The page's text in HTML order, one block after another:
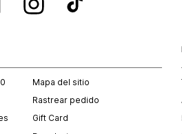
Mapa del sitio
Rastrear pedido
Gift Card